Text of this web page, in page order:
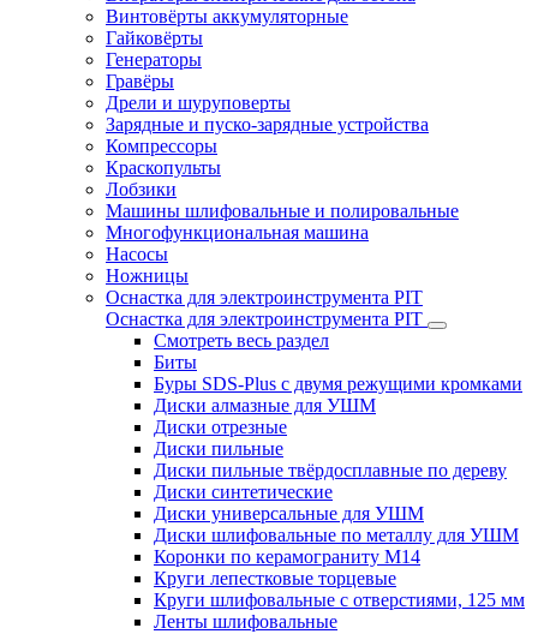
Винтовёрты аккумуляторные
Гайковёрты
Генераторы
Гравёры
Дрели и шуруповерты
Зарядные и пуско-зарядные устройства
Компрессоры
Краскопульты
Лобзики
Машины шлифовальные и полировальные
Многофункциональная машина
Насосы
Ножницы
Оснастка для электроинструмента PIT
Оснастка для электроинструмента PIT
Смотреть весь раздел
Биты
Буры SDS-Plus c двумя режущими кромками
Диски алмазные для УШМ
Диски отрезные
Диски пильные
Диски пильные твёрдосплавные по дереву
Диски синтетические
Диски универсальные для УШМ
Диски шлифовальные по металлу для УШМ
Коронки по керамограниту M14
Круги лепестковые торцевые
Круги шлифовальные с отверстиями, 125 мм
Ленты шлифовальные